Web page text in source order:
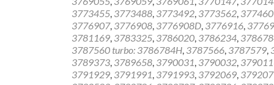
3773455, 3773488, 3773492, 3773562,
3776907, 3776908, 3776908D, 3776916,
3781169, 3783325, 3786020, 3786234,
3787560 turbo: 3786784H, 3787566, 3787579,
3789373, 3789658, 3790031, 3790032,
3791929, 3791991, 3791993, 3792069,